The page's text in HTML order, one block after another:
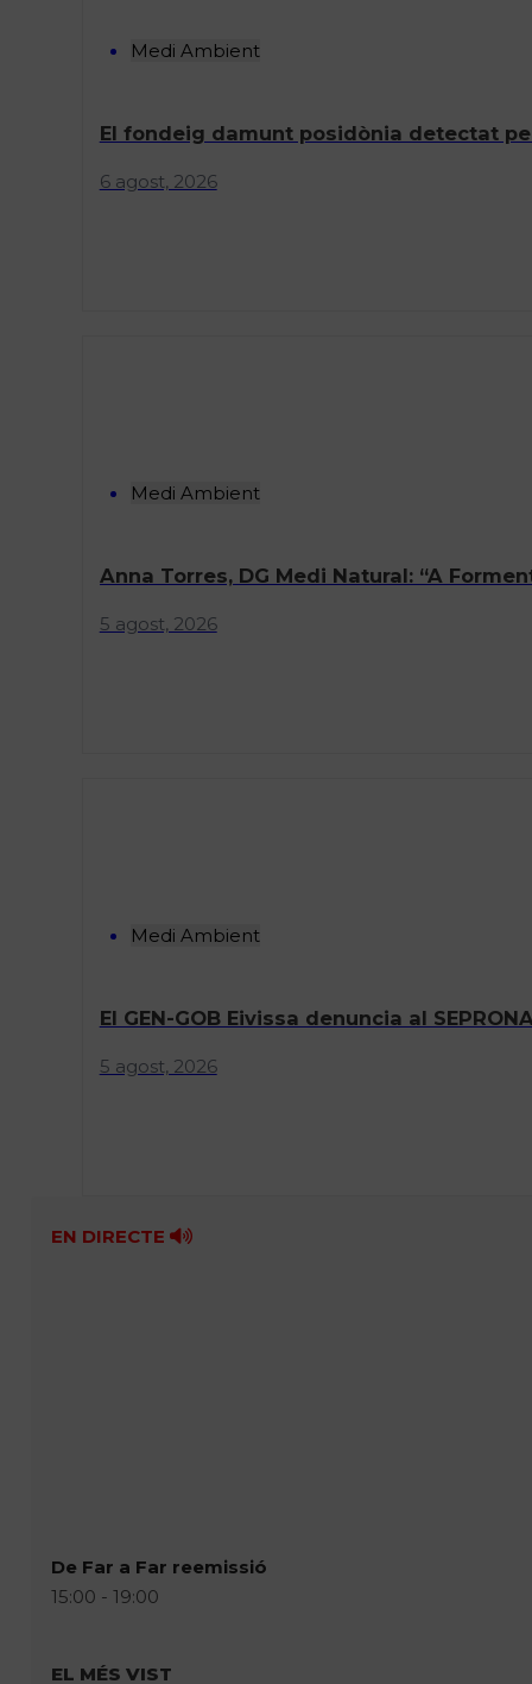
Medi Ambient
El fondeig damunt posidònia detectat
6 agost, 2026
Medi Ambient
Anna Torres, DG Medi Natural: “A
5 agost, 2026
Medi Ambient
El GEN-GOB Eivissa denuncia al
5 agost, 2026
EN DIRECTE
De Far a Far reemissió
15:00 - 19:00
EL MÉS VIST